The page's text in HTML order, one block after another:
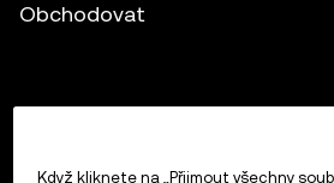
Obchodovat
Když kliknete na „Přijmout všechny